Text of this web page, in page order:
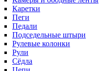
Каретки
Пеги
Педали
Подседельные штыри
Рулевые колонки
Рули
Сёдла